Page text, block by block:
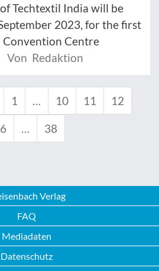
Techtextil India will be
2023, for the first
Centre
Von Redaktion
1 … 10 11 12
… 38
Verlag
FAQ
Mediadaten
Datenschutz